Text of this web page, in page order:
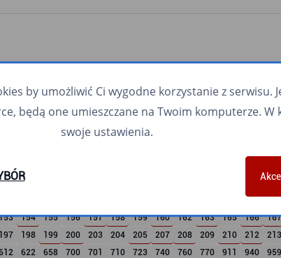
7 8 22
154 155 156 157 158 159 160 162 163 165 166 167
197 198 199 200 203 204 205 207 208 209 210 212 213
622 658 700 701 710 723 740 760 770 911 940 959
by umożliwić Ci wygodne korzystanie z serwisu.
będą one umieszczane na Twoim komputerze. W
swoje ustawienia.